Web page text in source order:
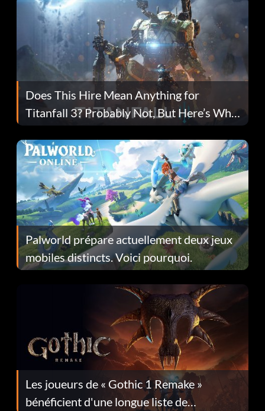
Does This Hire Mean Anything for
Titanfall 3? Probably Not, But Here’s Why
Fans Are Hopeful
Palworld prépare actuellement deux jeux
mobiles distincts. Voici pourquoi.
Les joueurs de « Gothic 1 Remake »
bénéficient d'une longue liste de